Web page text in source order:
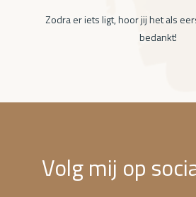
Zodra er iets ligt, hoor jij het als
bedankt!
Volg mij op